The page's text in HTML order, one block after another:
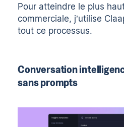
Pour atteindre le plus
commerciale, j’utilise
tout ce processus.
Conversation
sans prompts